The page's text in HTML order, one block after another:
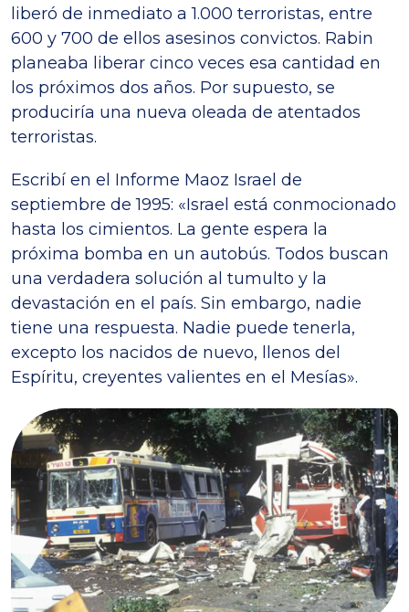
liberó de inmediato a 1.000 terroristas, entre
600 y 700 de ellos asesinos convictos. Rabin
planeaba liberar cinco veces esa cantidad en
los próximos dos años. Por supuesto, se
produciría una nueva oleada de atentados
terroristas.
Escribí en el Informe Maoz Israel de
septiembre de 1995: «Israel está conmocionado
hasta los cimientos. La gente espera la
próxima bomba en un autobús. Todos buscan
una verdadera solución al tumulto y la
devastación en el país. Sin embargo, nadie
tiene una respuesta. Nadie puede tenerla,
excepto los nacidos de nuevo, llenos del
Espíritu, creyentes valientes en el Mesías».